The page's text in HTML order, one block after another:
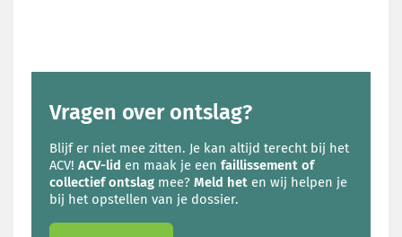
Vragen over ontslag?
Blijf er niet mee zitten. Je kan altijd terecht bij het
ACV! ACV-lid en maak je een faillissement of
collectief ontslag mee? Meld het en wij helpen je
bij het opstellen van je dossier.